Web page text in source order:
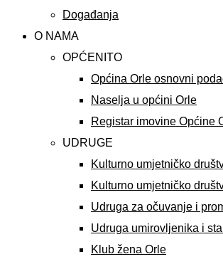
Događanja
O NAMA
OPĆENITO
Općina Orle osnovni
Naselja u općini Orle
Registar imovine Općine
UDRUGE
Kulturno umjetničko
Kulturno umjetničko
Udruga za očuvanje i
Udruga umirovljenika i
Klub žena Orle